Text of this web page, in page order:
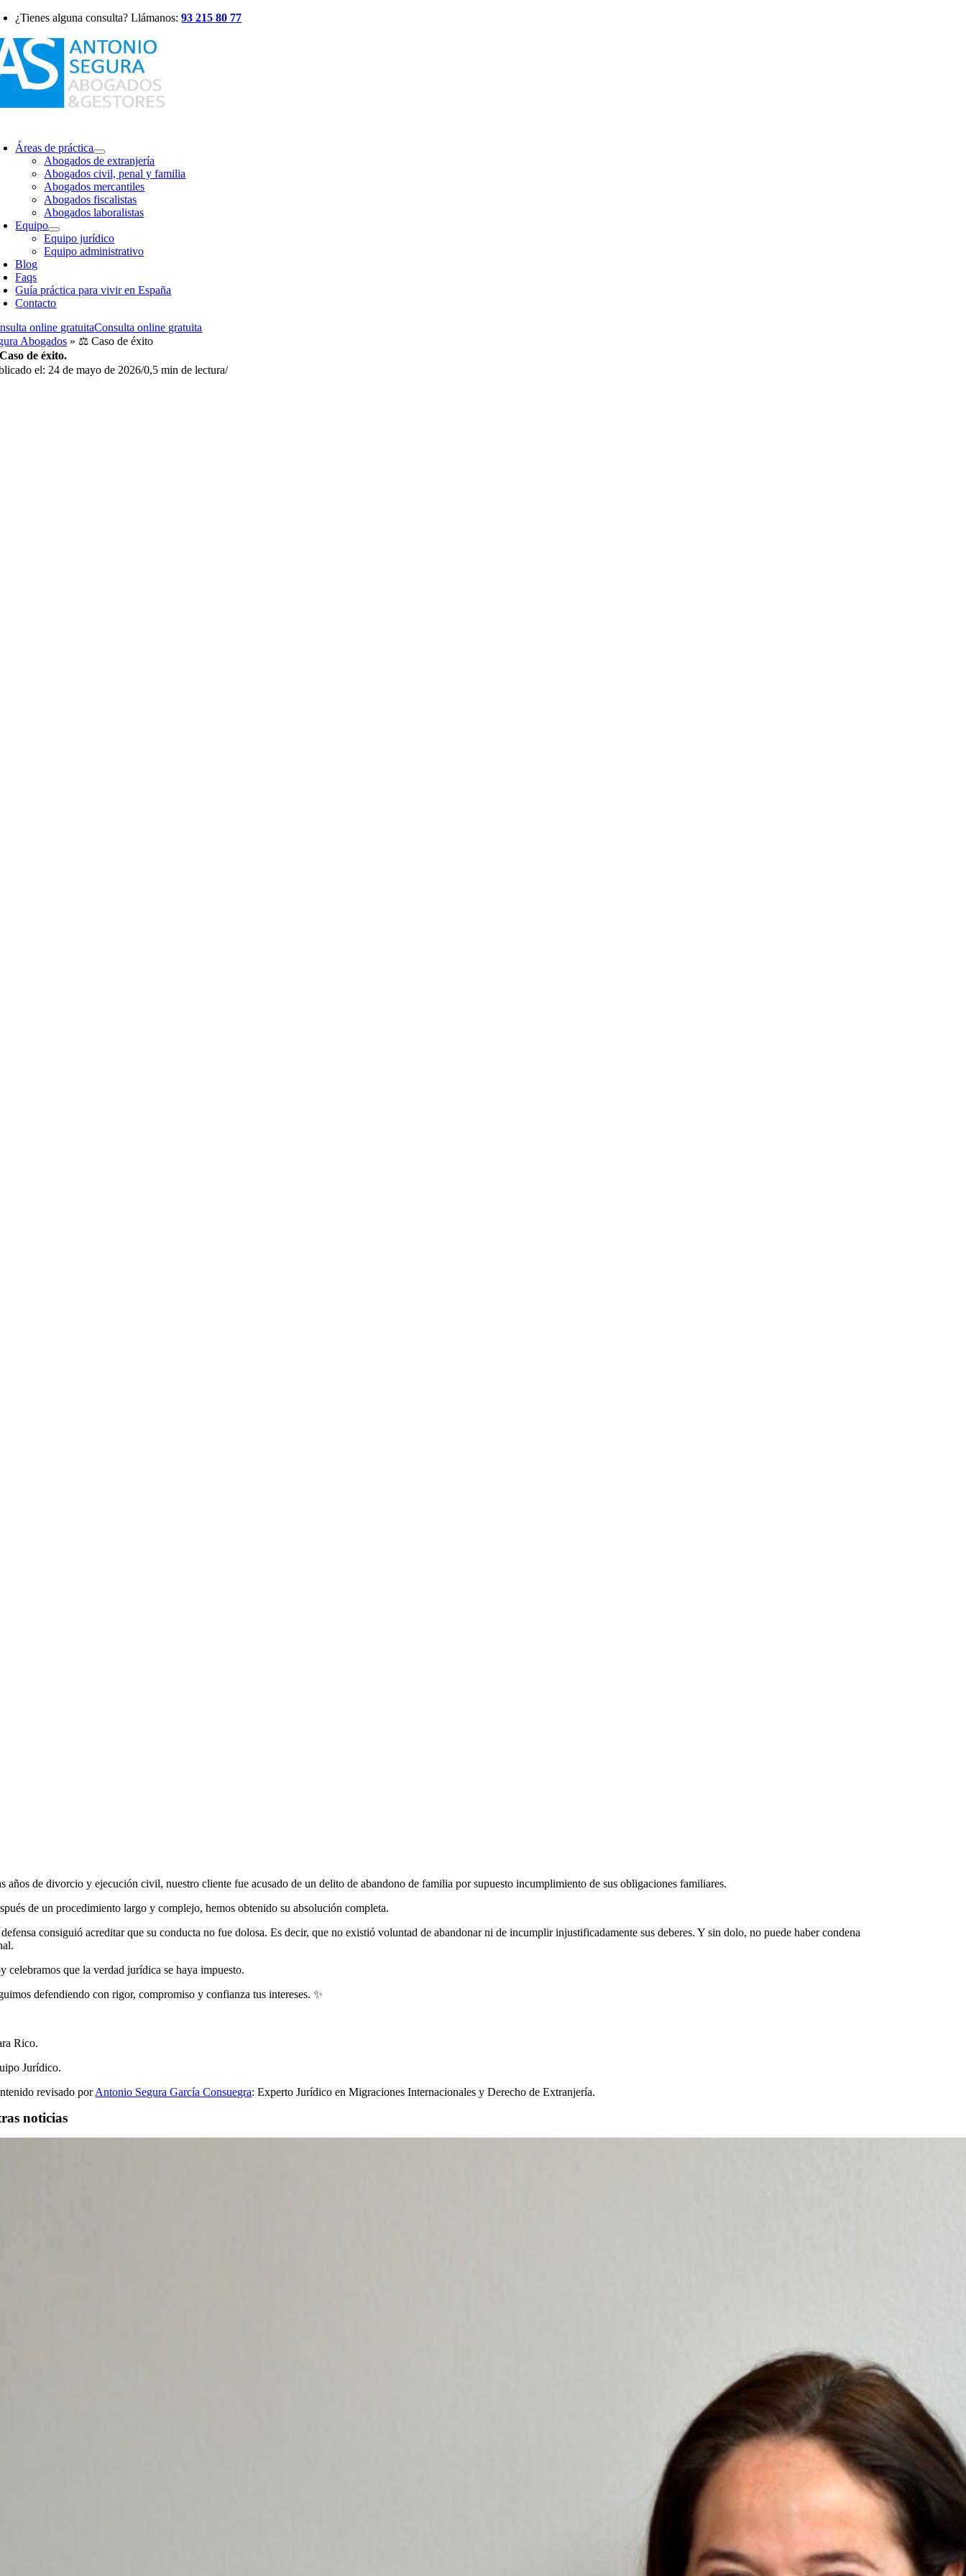
Saltar
contenido
¿Tienes alguna consulta? Llámanos:93 215 80 77
Áreas de práctica
Abogados de extranjería
Abogados civil, penal y familia
Abogados mercantiles
Abogados fiscalistas
Abogados laboralistas
Equipo
Equipo jurídico
Equipo administrativo
Blog
Faqs
Guía práctica para vivir en España
Contacto
online gratuitaConsulta online gratuita
Abogados » ⚖️ Caso de éxito
de éxito.
el: 24 de mayo de 2026/0,5 min de lectura/
años de divorcio y ejecución civil, nuestro cliente fue acusado de un delito de abandono de familia por supuesto incumplimiento de sus obligaciones familiares.
de un procedimiento largo y complejo, hemos obtenido su absolución completa.
consiguió acreditar que su conducta no fue dolosa. Es decir, que no existió voluntad de abandonar ni de incumplir injustificadamente sus deberes. Y sin dolo, no puede haber condena
celebramos que la verdad jurídica se haya impuesto.
defendiendo con rigor, compromiso y confianza tus intereses. ✨
Rico.
Jurídico.
revisado porAntonio Segura García Consuegra: Experto Jurídico en Migraciones Internacionales y Derecho de Extranjería.
noticias